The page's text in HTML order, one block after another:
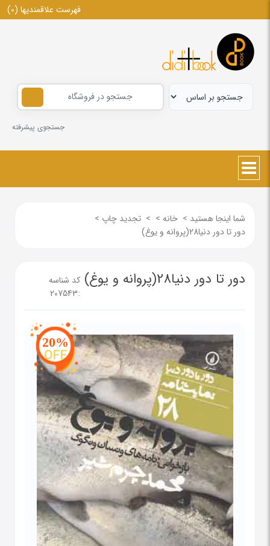
فهرست علاقمندیها (0)
جستجوی پیشرفته
شما اینجا هستید > خانه >
> تجدید چاپ >
دور تا دور دنیا28(پروانه و یوغ)
دور تا دور دنیا28(پروانه و یوغ)
کد شناسه
:
207543
20%
OFF